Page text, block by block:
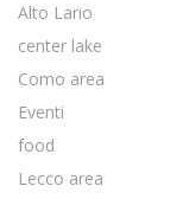
Alto Lario
center lake
Como area
Eventi
food
Lecco area